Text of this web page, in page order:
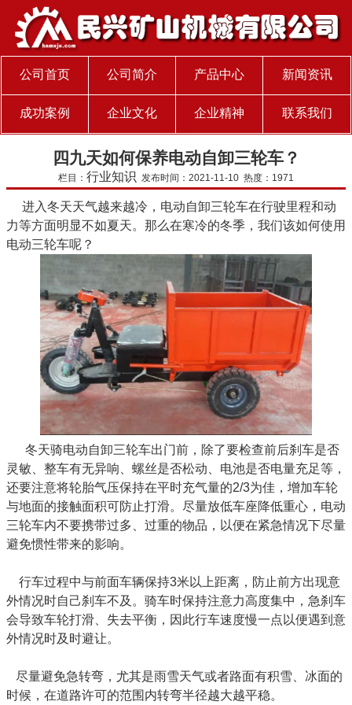
公司首页 公司简介 产品中心 新闻资讯
成功案例 企业文化 企业精神 联系我们
四九天如何保养电动自卸三轮车？
栏目： 行业知识 发布时间：2021-11-10 热度：1971
进入冬天天气越来越冷，电动自卸三轮车在行驶里程和动
力等方面明显不如夏天。那么在寒冷的冬季，我们该如何使用
电动三轮车呢？
冬天骑电动自卸三轮车出门前，除了要检查前后刹车是否
灵敏、整车有无异响、螺丝是否松动、电池是否电量充足等，
还要注意将轮胎气压保持在平时充气量的2/3为佳，增加车轮
与地面的接触面积可防止打滑。尽量放低车座降低重心，电动
三轮车内不要携带过多、过重的物品，以便在紧急情况下尽量
避免惯性带来的影响。
行车过程中与前面车辆保持3米以上距离，防止前方出现意
外情况时自己刹车不及。骑车时保持注意力高度集中，急刹车
会导致车轮打滑、失去平衡，因此行车速度慢一点以便遇到意
外情况时及时避让。
尽量避免急转弯，尤其是雨雪天气或者路面有积雪、冰面的
时候，在道路许可的范围内转弯半径越大越平稳。